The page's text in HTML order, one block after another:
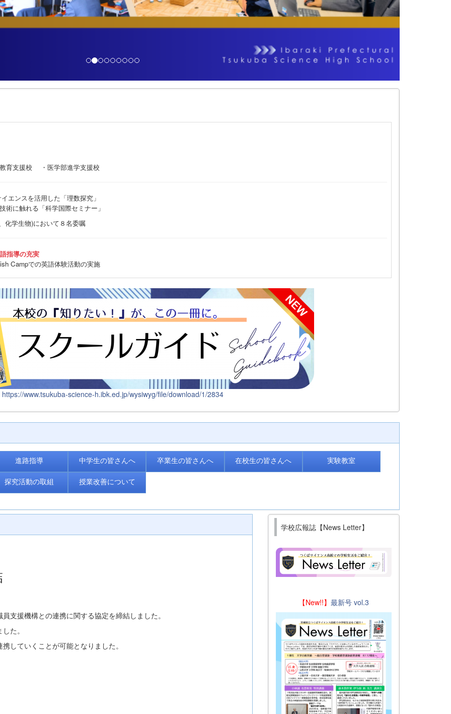
育支援校 ・医学部進学支援校
エンスを活用した「理数探究」
術に触れる「科学国際セミナー」
化学生物)において８名委嘱
指導の充実
Campでの英語体験活動の実施
https://www.tsukuba-science-h.ibk.ed.jp/wysiwyg/file/download/1/2834
進路指導 中学生の皆さんへ 卒業生の皆さんへ 在校生の皆さんへ 実験教室
探究活動の取組 授業改善について
支援機構との連携に関する協定を締結しました。
た。
していくことが可能となりました。
学校広報誌【News Letter】
【New!!】 最新号 vol.3